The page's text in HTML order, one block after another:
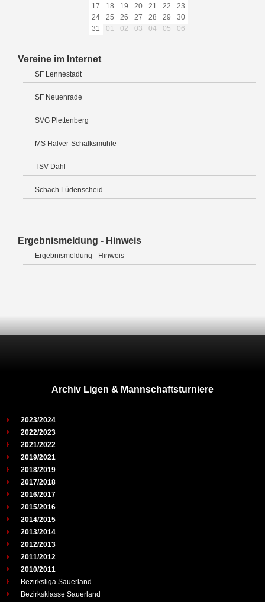
17
18 19 20 21 22
23
24
25 26 27 28 29
30
31
01 02 03 04 05 06
Vereine im Internet
SF Lennestadt
SF Neuenrade
SVG Plettenberg
MS Halver-Schalksmühle
TSV Dahl
Schach Lüdenscheid
Ergebnismeldung - Hinweis
Ergebnismeldung - Hinweis
Archiv Ligen & Mannschaftsturniere
2023/2024
2022/2023
2021/2022
2019/2021
2018/2019
2017/2018
2016/2017
2015/2016
2014/2015
2013/2014
2012/2013
2011/2012
2010/2011
Bezirksliga Sauerland
Bezirksklasse Sauerland